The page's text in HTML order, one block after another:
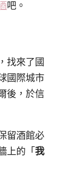
吧。
找來了國
國際城市
後，於信
留酒館必
上的「 我